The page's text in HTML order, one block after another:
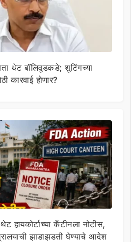
थेट बॉलिवूडकडे; शूटिंगच्या
कारवाई होणार?
हायकोर्टाच्या कँटीनला नोटीस,
झाडाझडती घेण्याचे आदेश